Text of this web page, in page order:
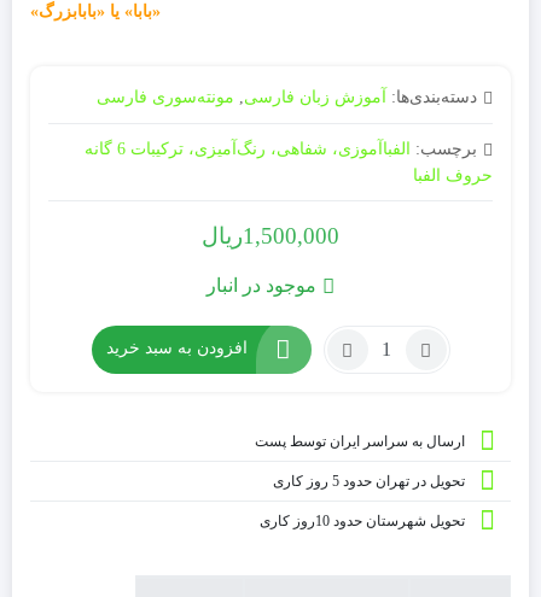
«بابا» یا «بابابزرگ»
دسته‌بندی‌ها: آموزش زبان فارسی مونته‌سوری فارسی
برچسب:
الفباآموزی، شفاهی، رنگ‌آمیزی، ترکیبات 6 گانه
حروف الفبا
1,500,000ریال
موجود در انبار
افزودن به سبد خرید
ارسال به سراسر ایران توسط پست
تحویل در تهران حدود 5 روز کاری
تحویل شهرستان حدود 10روز کاری